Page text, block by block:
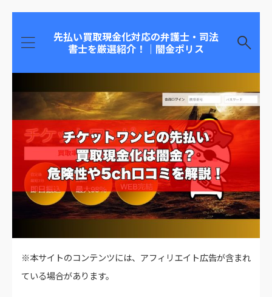
先払い買取現金化対応の弁護士・司法
書士を厳選紹介！｜闇金ポリス
※本サイトのコンテンツには、アフィリエイト広告が含まれ
ている場合があります。